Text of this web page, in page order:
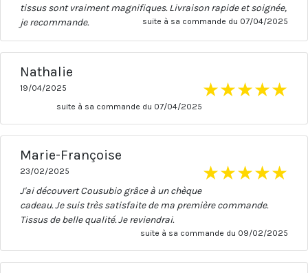
tissus sont vraiment magnifiques. Livraison rapide et soignée,
je recommande.
suite à sa commande du 07/04/2025
Nathalie
19/04/2025 ★★★★★
suite à sa commande du 07/04/2025
Marie-Françoise
23/02/2025 ★★★★★
J'ai découvert Cousubio grâce à un chèque
cadeau. Je suis très satisfaite de ma première commande.
Tissus de belle qualité. Je reviendrai.
suite à sa commande du 09/02/2025